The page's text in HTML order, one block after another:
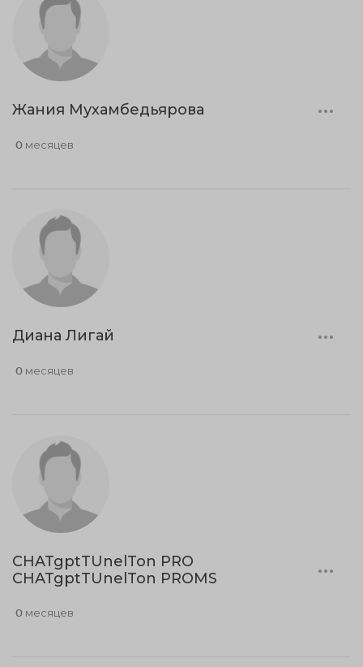
Жания Мухамбедьярова
0 месяцев
Диана Лигай
0 месяцев
CHATgptTUnelTon PRO
CHATgptTUnelTon PROMS
0 месяцев